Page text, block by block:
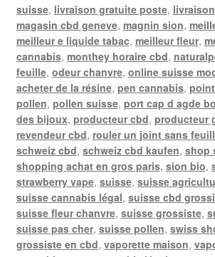
suisse, livraison gratuite poste,
magasin cbd geneve, magnin sion,
meilleur e liquide tabac, meilleur fleur,
cannabis, monthey horaire cbd,
feuille, odeur chanvre, online suisse
acheter de la résine, pen cannabis,
pollen, pollen suisse, port cap d agde
des bijoux, producteur cbd, producteur
revendeur cbd, rouler un joint sans
schweiz cbd, schweiz cbd kaufen, shop
shopping achat en gros paris, sion bio,
strawberry vape, suisse, suisse
suisse cannabis légal, suisse cbd
suisse fleur chanvre, suisse grossiste,
suisse pas cher, suisse pollen, swiss
grossiste en cbd, vaporette maison,